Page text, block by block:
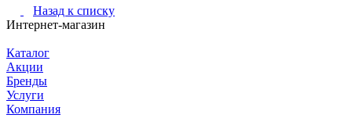
Назад к списку
Интернет-магазин
Каталог
Акции
Бренды
Услуги
Компания